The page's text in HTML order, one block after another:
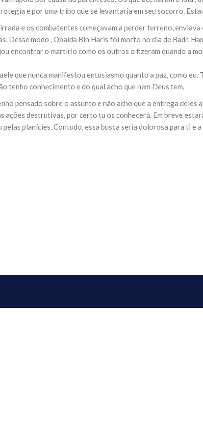
em que
Ali Ibn Al-
(Formosura
NOTÍCIAS
Centro Islâmico no Brasil
Relações Exteriores da
Na noite da quinta-feira, 03 de Abril,
sede, em São Paulo, o ex-ministro
e por uma tribo que se levantaria em seu socorro.
e os combatentes começavam a perder terreno, enviava
Desse modo , Obaida Bin Haris foi morto no dia de Badr,
encontrar o martírio como os outros o fizeram quando a
que nunca manifestou entusiasmo quanto a paz, como eu.
tenho conhecimento e do qual acho que nem Deus tem.
pensado sobre o assunto e não acho que a entrega deles
ações destrutivas, por certo tu os conhecerá. Em breve
planícies. Contudo, essa busca seria dolorosa para ti e